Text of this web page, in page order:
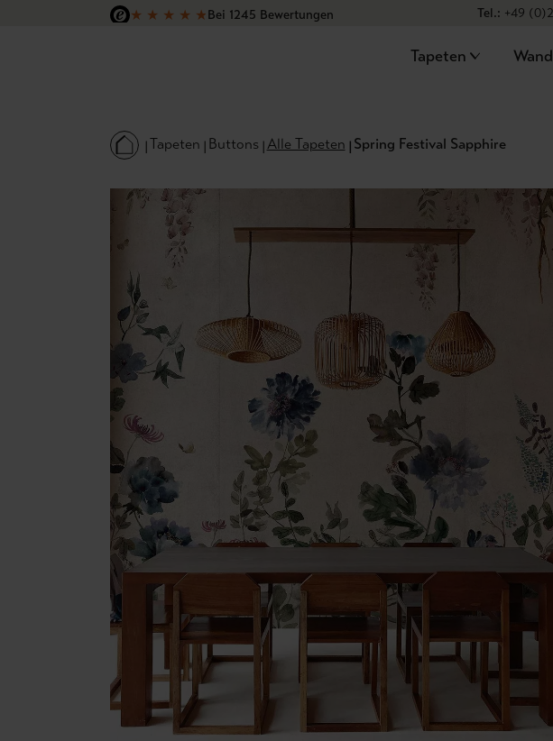
Hauptinhalt springen
Zur Suche springen
Zur Hauptnavigation springen
★ ★ ★ ★ ★Bei 1245 Bewertungen
Tel.: +49
Tapeten
Tapeten Buttons Alle Tapeten Spring Festival Sapphire